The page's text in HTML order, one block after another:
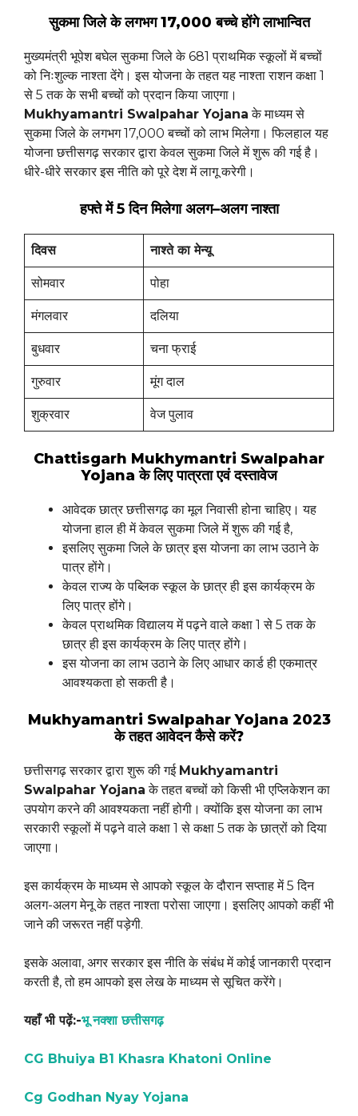
सुकमा जिले के लगभग 17,000 बच्चे होंगे लाभान्वित
मुख्यमंत्री भूपेश बघेल सुकमा जिले के 681 प्राथमिक स्कूलों में बच्चों
को निःशुल्क नाश्ता देंगे। इस योजना के तहत यह नाश्ता राशन कक्षा 1
से 5 तक के सभी बच्चों को प्रदान किया जाएगा।
Mukhyamantri Swalpahar Yojana के माध्यम से
सुकमा जिले के लगभग 17,000 बच्चों को लाभ मिलेगा। फिलहाल यह
योजना छत्तीसगढ़ सरकार द्वारा केवल सुकमा जिले में शुरू की गई है।
धीरे-धीरे सरकार इस नीति को पूरे देश में लागू करेगी।
हफ्ते में 5 दिन मिलेगा अलग–अलग नाश्ता
दिवस नाश्ते का मेन्यू
सोमवार पोहा
मंगलवार दलिया
बुधवार चना फ्राई
गुरुवार मूंग दाल
शुक्रवार वेज पुलाव
Chattisgarh Mukhymantri Swalpahar
Yojana के लिए पात्रता एवं दस्तावेज
आवेदक छात्र छत्तीसगढ़ का मूल निवासी होना चाहिए। यह
योजना हाल ही में केवल सुकमा जिले में शुरू की गई है,
इसलिए सुकमा जिले के छात्र इस योजना का लाभ उठाने के
पात्र होंगे।
केवल राज्य के पब्लिक स्कूल के छात्र ही इस कार्यक्रम के
लिए पात्र होंगे।
केवल प्राथमिक विद्यालय में पढ़ने वाले कक्षा 1 से 5 तक के
छात्र ही इस कार्यक्रम के लिए पात्र होंगे।
इस योजना का लाभ उठाने के लिए आधार कार्ड ही एकमात्र
आवश्यकता हो सकती है।
Mukhyamantri Swalpahar Yojana 2023
के तहत आवेदन कैसे करें?
छत्तीसगढ़ सरकार द्वारा शुरू की गई Mukhyamantri
Swalpahar Yojana के तहत बच्चों को किसी भी एप्लिकेशन का
उपयोग करने की आवश्यकता नहीं होगी। क्योंकि इस योजना का लाभ
सरकारी स्कूलों में पढ़ने वाले कक्षा 1 से कक्षा 5 तक के छात्रों को दिया
जाएगा।
इस कार्यक्रम के माध्यम से आपको स्कूल के दौरान सप्ताह में 5 दिन
अलग-अलग मेनू के तहत नाश्ता परोसा जाएगा। इसलिए आपको कहीं भी
जाने की जरूरत नहीं पड़ेगी.
इसके अलावा, अगर सरकार इस नीति के संबंध में कोई जानकारी प्रदान
करती है, तो हम आपको इस लेख के माध्यम से सूचित करेंगे।
यहाँ भी पढ़ें:-भू नक्शा छत्तीसगढ़
CG Bhuiya B1 Khasra Khatoni Online
Cg Godhan Nyay Yojana